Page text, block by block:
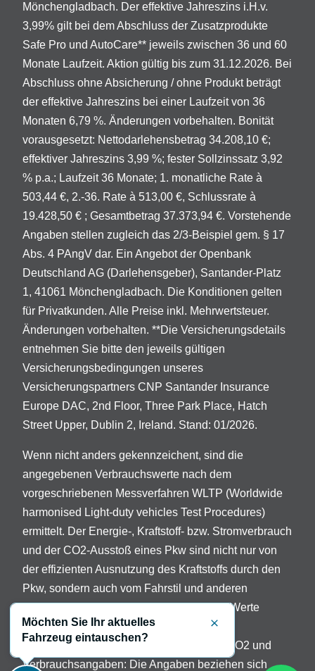
Mönchengladbach. Der effektive Jahreszins i.H.v.
3,99% gilt bei dem Abschluss der Zusatzprodukte
Safe Pro und AutoCare** jeweils zwischen 36 und 60
Monate Laufzeit. Aktion gültig bis zum 31.12.2026. Bei
Abschluss ohne Absicherung / ohne Produkt beträgt
der effektive Jahreszins bei einer Laufzeit von 36
Monaten 6,79 %. Änderungen vorbehalten. Bonität
vorausgesetzt: Nettodarlehensbetrag 34.208,10 €;
effektiver Jahreszins 3,99 %; fester Sollzinssatz 3,92
% p.a.; Laufzeit 36 Monate; 1. monatliche Rate à
503,44 €, 2.-36. Rate à 513,00 €, Schlussrate à
19.428,50 € ; Gesamtbetrag 37.373,94 €. Vorstehende
Angaben stellen zugleich das 2/3-Beispiel gem. § 17
Abs. 4 PAngV dar. Ein Angebot der Openbank
Deutschland AG (Darlehensgeber), Santander-Platz
1, 41061 Mönchengladbach. Die Konditionen gelten
für Privatkunden. Alle Preise inkl. Mehrwertsteuer.
Änderungen vorbehalten. **Die Versicherungsdetails
entnehmen Sie bitte den jeweils gültigen
Versicherungsbedingungen unseres
Versicherungspartners CNP Santander Insurance
Europe DAC, 2nd Floor, Three Park Place, Hatch
Street Upper, Dublin 2, Ireland. Stand: 01/2026.
Wenn nicht anders gekennzeichent, sind die
angegebenen Verbrauchswerte nach dem
vorgeschriebenen Messverfahren WLTP (Worldwide
harmonised Light-duty vehicles Test Procedures)
ermittelt. Der Energie-, Kraftstoff- bzw. Stromverbrauch
und der CO2-Ausstoß eines Pkw sind nicht nur von
der effizienten Ausnutzung des Kraftstoffs durch den
Pkw, sondern auch vom Fahrstil und anderen
nichttechnischen Faktoren abhängig. Die Werte
variieren in Abhängigkeit der gewählten
Sonderausstattungen. Beschreibung der CO2 und
Verbrauchsangaben: Die Angaben beziehen sich
Möchten Sie Ihr aktuelles
Fahrzeug eintauschen?
Schließen